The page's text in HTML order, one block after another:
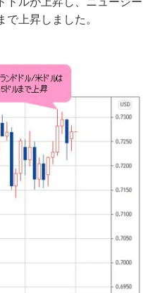
で上昇しました。